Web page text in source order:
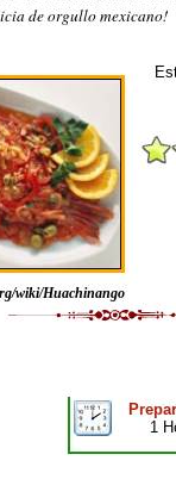
de orgullo mexicano!
wiki/Huachinango
1